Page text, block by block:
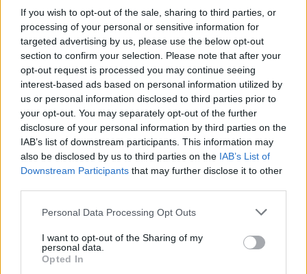
If you wish to opt-out of the sale, sharing to third parties, or
processing of your personal or sensitive information for
targeted advertising by us, please use the below opt-out
section to confirm your selection. Please note that after your
opt-out request is processed you may continue seeing
interest-based ads based on personal information utilized by
us or personal information disclosed to third parties prior to
your opt-out. You may separately opt-out of the further
disclosure of your personal information by third parties on the
IAB’s list of downstream participants. This information may
also be disclosed by us to third parties on the IAB’s List of
Downstream Participants that may further disclose it to other
Please note that this website/app uses one or more Google
not limited to your visit or usage behaviour. You may click to
grant or deny consent to Google and its third-party tags to
use your data for below specified purposes in below Google
Personal Data Processing Opt Outs
I want to opt-out of the Sharing of my
personal data.
Opted In
Minden bajszos egyforma
Szerelmes egy zongorába
Bronzpulóver
Lederhose